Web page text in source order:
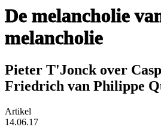
De melancholie
melancholie
Pieter T'Jonck over
Friedrich van Philippe
Artikel
14.06.17